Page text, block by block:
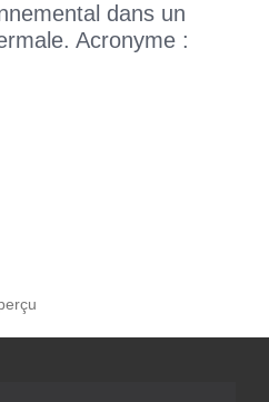
de la Médecine Thermale
dans un
Acronyme :